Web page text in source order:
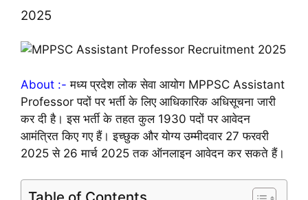
2025
About :- मध्य प्रदेश लोक सेवा आयोग MPPSC Assistant
Professor पदों पर भर्ती के लिए आधिकारिक अधिसूचना जारी
कर दी है। इस भर्ती के तहत कुल 1930 पदों पर आवेदन
आमंत्रित किए गए हैं। इच्छुक और योग्य उम्मीदवार 27 फरवरी
2025 से 26 मार्च 2025 तक ऑनलाइन आवेदन कर सकते हैं।